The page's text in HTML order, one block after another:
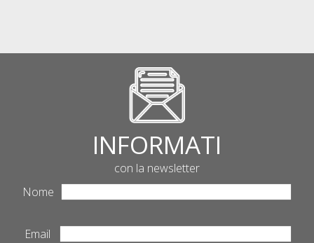
INFORMATI
con la newsletter
Nome
Email